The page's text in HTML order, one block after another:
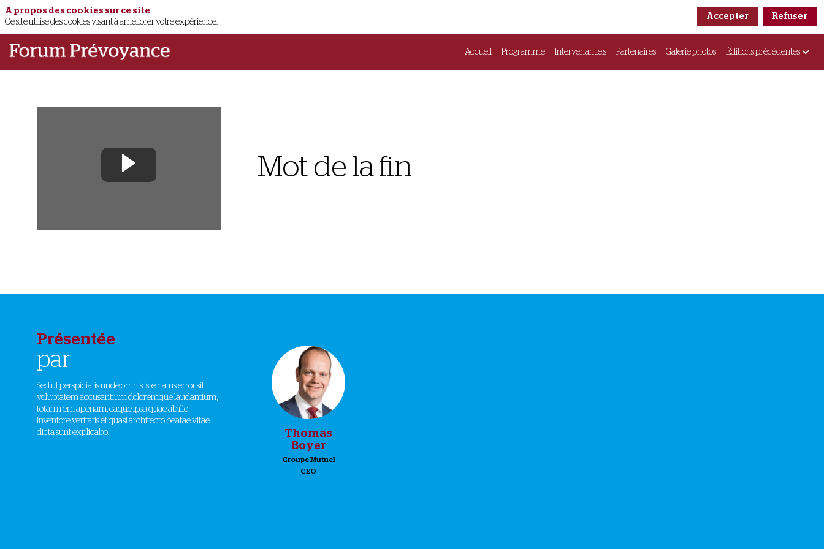
Accueil Programme Intervenant.e.s Partenaires Galerie photos Éditions précédentes
Mot de la fin
Présentée
par
Sed ut perspiciatis unde omnis iste natus error sit
voluptatem accusantium doloremque laudantium,
totam rem aperiam, eaque ipsa quae ab illo
inventore veritatis et quasi architecto beatae vitae
dicta sunt explicabo.
TB
Thomas
Boyer
Groupe Mutuel
CEO
A propos des cookies sur ce site
Ce site utilise des cookies visant à améliorer votre expérience.
Accepter Refuser